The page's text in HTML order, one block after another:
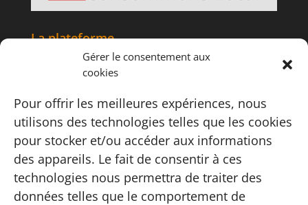
Gérer le consentement aux
cookies
Pour offrir les meilleures expériences, nous
utilisons des technologies telles que les cookies
pour stocker et/ou accéder aux informations
des appareils. Le fait de consentir à ces
technologies nous permettra de traiter des
données telles que le comportement de
La plateforme
Tourisme
Informations
Contact
Carte
FAQ
Instagram